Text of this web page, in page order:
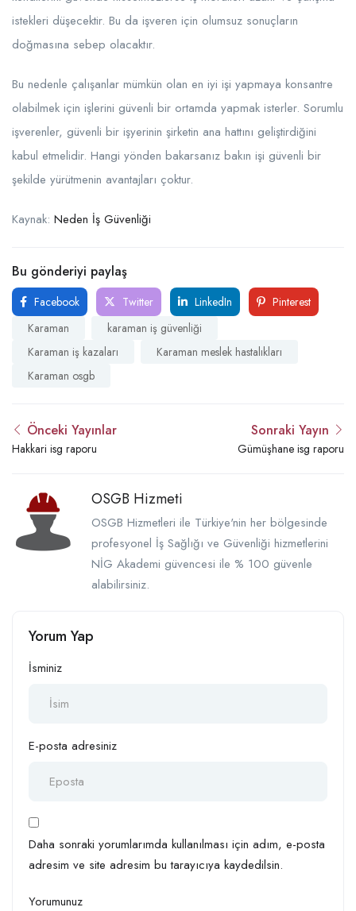
istekleri düşecektir. Bu da işveren için olumsuz sonuçların
doğmasına sebep olacaktır.
Bu nedenle çalışanlar mümkün olan en iyi işi yapmaya konsantre
olabilmek için işlerini güvenli bir ortamda yapmak isterler. Sorumlu
işverenler, güvenli bir işyerinin şirketin ana hattını geliştirdiğini
kabul etmelidir. Hangi yönden bakarsanız bakın işi güvenli bir
şekilde yürütmenin avantajları çoktur.
Kaynak: Neden İş Güvenliği
Bu gönderiyi paylaş
Facebook Twitter LinkedIn
Pinterest
Karaman
karaman iş güvenliği
Karaman iş kazaları
Karaman meslek hastalıkları
Karaman osgb
Önceki Yayınlar
Hakkari isg raporu
Sonraki Yayın
Gümüşhane isg raporu
OSGB Hizmeti
OSGB Hizmetleri ile Türkiye'nin her bölgesinde
profesyonel İş Sağlığı ve Güvenliği hizmetlerini
NİG Akademi güvencesi ile % 100 güvenle
alabilirsiniz.
Yorum Yap
İsminiz
E-posta adresiniz
Daha sonraki yorumlarımda kullanılması için adım, e-posta
adresim ve site adresim bu tarayıcıya kaydedilsin.
Yorumunuz